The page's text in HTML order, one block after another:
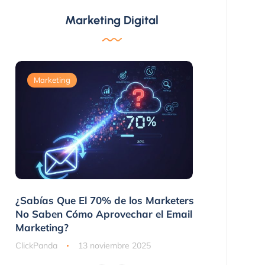
Marketing Digital
Marketing
¿Sabías Que El 70% de los Marketers
No Saben Cómo Aprovechar el Email
Marketing?
ClickPanda 13 noviembre 2025